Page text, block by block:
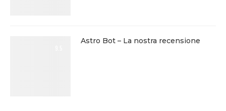
Astro Bot – La nostra recensione